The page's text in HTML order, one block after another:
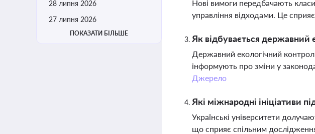
28 липня 2026
27 липня 2026
ПОКАЗАТИ БІЛЬШЕ
Нові вимоги передбачають
управління відходами. Це
Як відбувається державний
Державний екологічний
інформують про зміни у
Джерело
Які міжнародні ініціативи
Українські університети
що сприяє спільним